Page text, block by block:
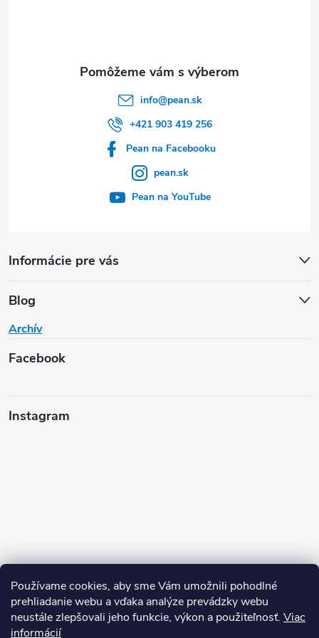
Používame cookies, aby sme Vám umožnili pohodlné
prehliadanie webu a vďaka analýze prevádzky webu
neustále zlepšovali jeho funkcie, výkon a použiteľnosť. Viac
informácií
Informácie pre vás
Blog
Archív
Facebook
info@pean.sk
+421 903 419 256
Pean na Facebooku
pean.sk
Pean na YouTube
Instagram
Sledovať na Instagrame